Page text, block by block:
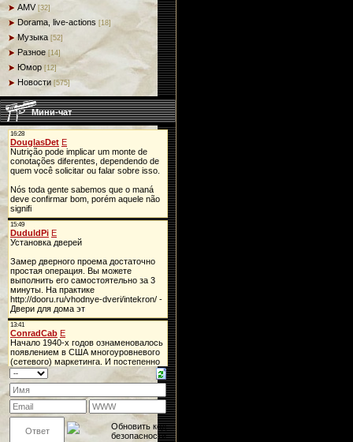
AMV [32]
Dorama, live-actions [18]
Музыка [52]
Разное [14]
Юмор [12]
Новости [575]
Мини-чат